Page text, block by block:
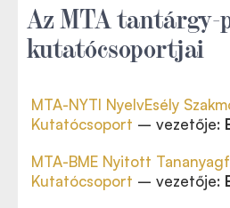
Az MTA tantárgy-
kutatócsoportjai
MTA-NYTI NyelvEsély
Kutatócsoport – vezetője:
MTA-BME Nyitott
Kutatócsoport – vezetője: